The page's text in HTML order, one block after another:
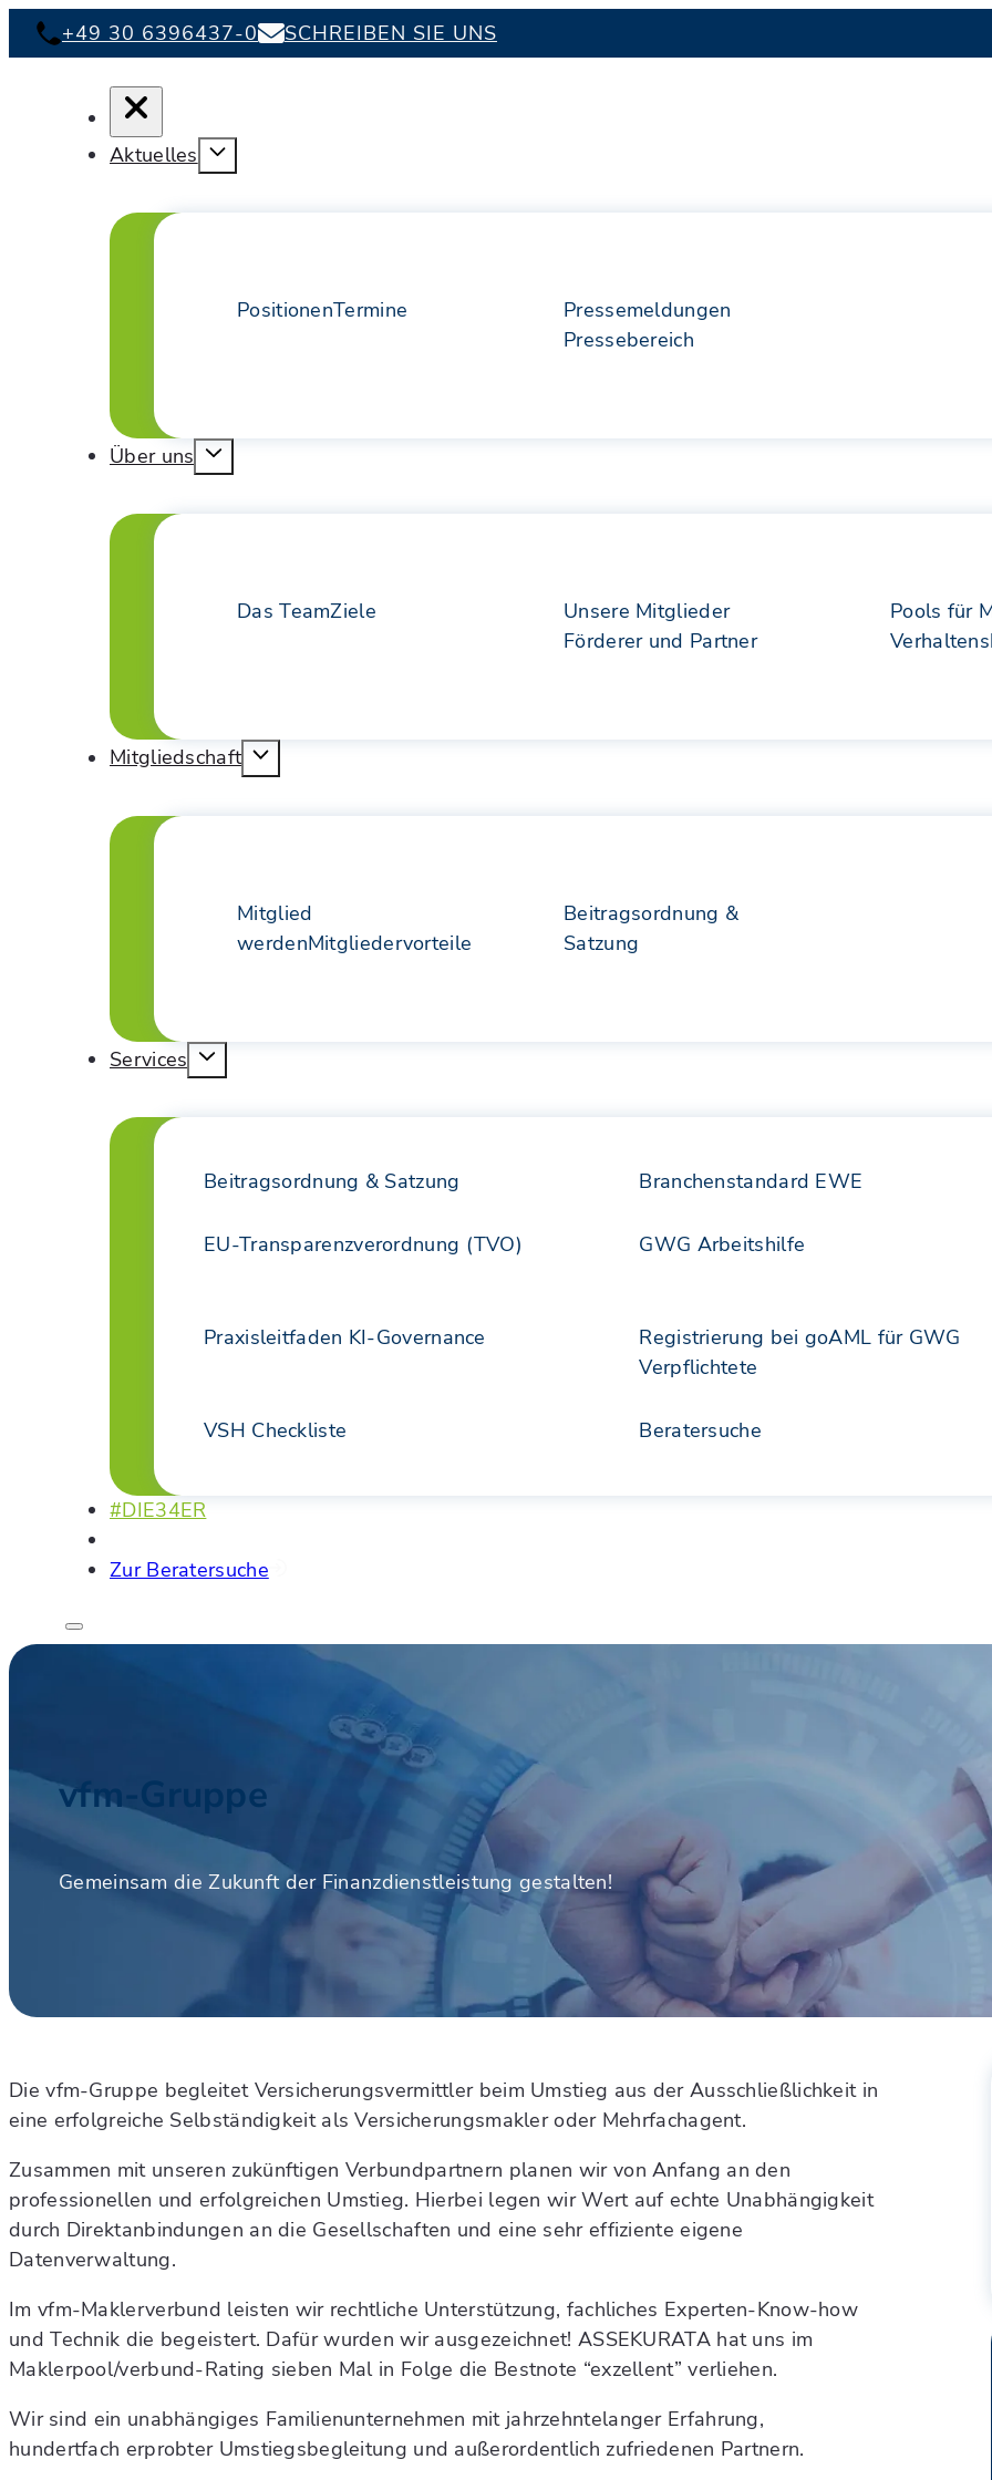
+49 30 6396437-0 SCHREIBEN SIE UNS
Aktuelles
PositionenTermine
Pressemeldungen
Pressebereich
Über uns
Das TeamZiele
Unsere Mitglieder
Förderer und Partner
Pools für
Mitgliedschaft
Mitglied
werdenMitgliedervorteile
Beitragsordnung &
Satzung
Services
Beitragsordnung & Satzung Branchenstandard EWE
EU-Transparenzverordnung (TVO) GWG Arbeitshilfe
Praxisleitfaden KI-Governance
Registrierung bei goAML für GWG
Verpflichtete
VSH Checkliste Beratersuche
#DIE34ER
Zur Beratersuche
vfm-Gruppe
Gemeinsam die Zukunft der Finanzdienstleistung gestalten!
Die vfm-Gruppe begleitet Versicherungsvermittler beim Umstieg aus der Ausschließlichkeit in
eine erfolgreiche Selbständigkeit als Versicherungsmakler oder Mehrfachagent.
Zusammen mit unseren zukünftigen Verbundpartnern planen wir von Anfang an den
professionellen und erfolgreichen Umstieg. Hierbei legen wir Wert auf echte Unabhängigkeit
durch Direktanbindungen an die Gesellschaften und eine sehr effiziente eigene
Datenverwaltung.
Im vfm-Maklerverbund leisten wir rechtliche Unterstützung, fachliches Experten-Know-how
und Technik die begeistert. Dafür wurden wir ausgezeichnet! ASSEKURATA hat uns im
Maklerpool/verbund-Rating sieben Mal in Folge die Bestnote “exzellent” verliehen.
Wir sind ein unabhängiges Familienunternehmen mit jahrzehntelanger Erfahrung,
hundertfach erprobter Umstiegsbegleitung und außerordentlich zufriedenen Partnern.